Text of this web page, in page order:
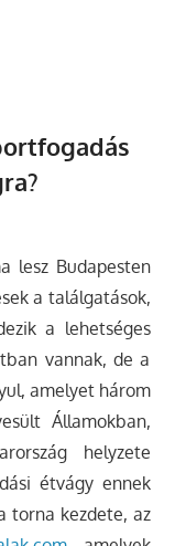
lesz Budapesten
a találgatások,
a lehetséges
vannak, de a
amelyet három
Államokban,
helyzete
étvágy ennek
torna kezdete, az